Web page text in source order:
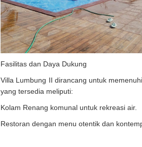
Fasilitas dan Daya Dukung
Villa Lumbung II dirancang untuk
yang tersedia meliputi:
Kolam Renang komunal untuk rekreasi air.
Restoran dengan menu otentik dan